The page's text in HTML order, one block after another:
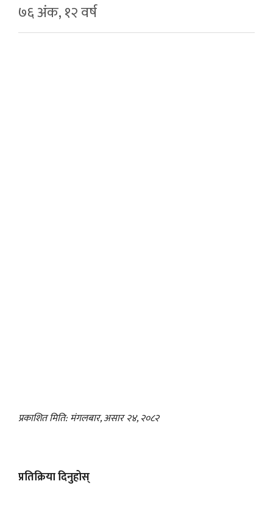
७६ अंक, १२ वर्ष
प्रकाशित मिति: मंगलबार, असार २४, २०८२
प्रतिक्रिया दिनुहोस्